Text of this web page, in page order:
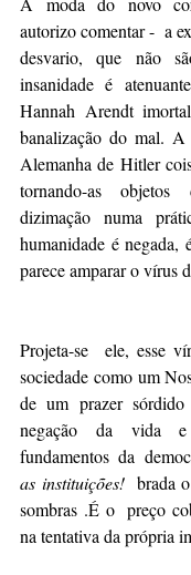
autorizo comentar -  a
desvario, que não
insanidade é
Hannah Arendt
banalização do mal. A
Alemanha de Hitler
tornando-as
dizimação numa
humanidade é
parece amparar o vírus
Projeta-se  ele, esse
sociedade como um
de um prazer
negação da vida
fundamentos da
as instituições! brada
sombras .É o  preço
na tentativa da própria